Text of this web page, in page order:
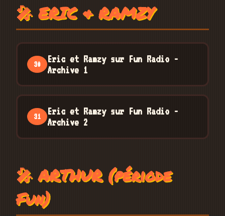
🎤 ERIC & RAMZY
30
Eric et Ramzy sur Fun Radio -
Archive 1
31
Eric et Ramzy sur Fun Radio -
Archive 2
🎤 ARTHUR (période
Fun)